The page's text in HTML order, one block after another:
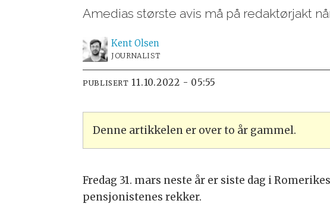
Amedias største avis må på redaktørjakt
Kent Olsen
JOURNALIST
PUBLISERT 11.10.2022 - 05:55
Denne artikkelen er over to år gammel.
Fredag 31. mars neste år er siste dag i
pensjonistenes rekker.